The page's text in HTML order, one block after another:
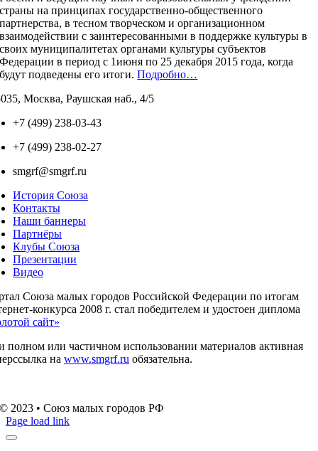
страны на принципах государственно-общественного
партнерства, в тесном творческом и организационном
взаимодействии с заинтересованными в поддержке культуры в
своих муниципалитетах органами культуры субъектов
Федерации в период с 1июня по 25 декабря 2015 года, когда
будут подведены его итоги.Подробно…
Москва, Раушская наб., 4/5
+7 (499) 238-03-43
+7 (499) 238-02-27
smgrf@smgrf.ru
История Союза
Контакты
Наши баннеры
Партнёры
Клубы Союза
Презентации
Видео
Союза малых городов Российской Федерации по итогам
конкурса 2008 г. стал победителем и удостоен диплома
сайт»
полном или частичном использовании материалов активная
на www.smgrf.ru обязательна.
© 2023 • Союз малых городов РФ
Page load link